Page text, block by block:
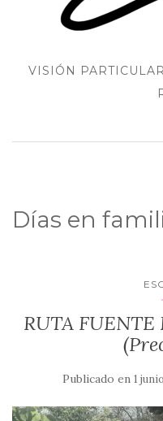
VISIÓN
Días en
RUTA
Publicado en 1